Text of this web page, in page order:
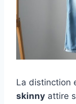
La distinction
skinny attire